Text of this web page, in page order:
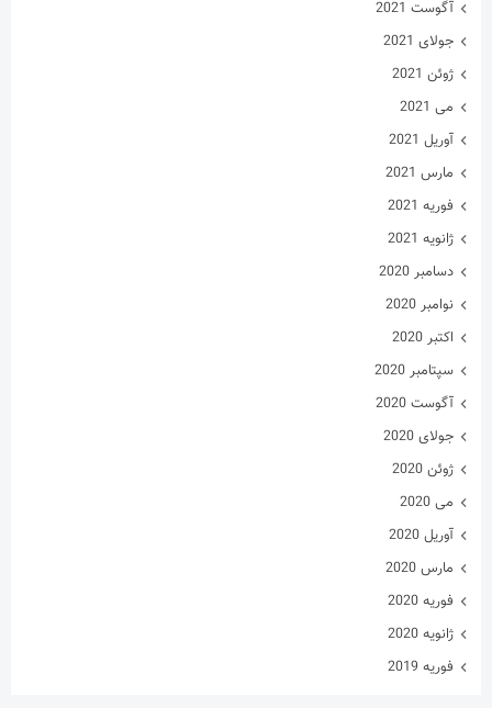
نوامبر 2020
اکتبر 2020
سپتامبر 2020
آگوست 2020
جولای 2020
ژوئن 2020
می 2020
آوریل 2020
مارس 2020
فوریه 2020
ژانویه 2020
فوریه 2019